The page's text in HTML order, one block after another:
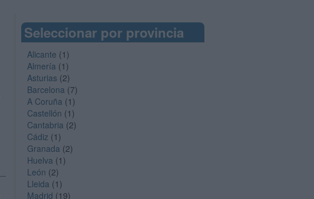
Seleccionar por provincia
Alicante (1)
Almería (1)
Asturias (2)
Barcelona (7)
A Coruña (1)
Castellón (1)
Cantabria (2)
Cádiz (1)
Granada (2)
Huelva (1)
León (2)
Lleida (1)
Madrid (19)